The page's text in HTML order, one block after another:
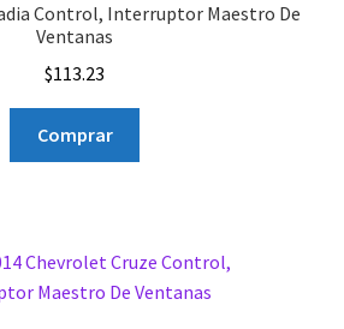
Control, Interruptor Maestro De
Ventanas
$113.23
Comprar